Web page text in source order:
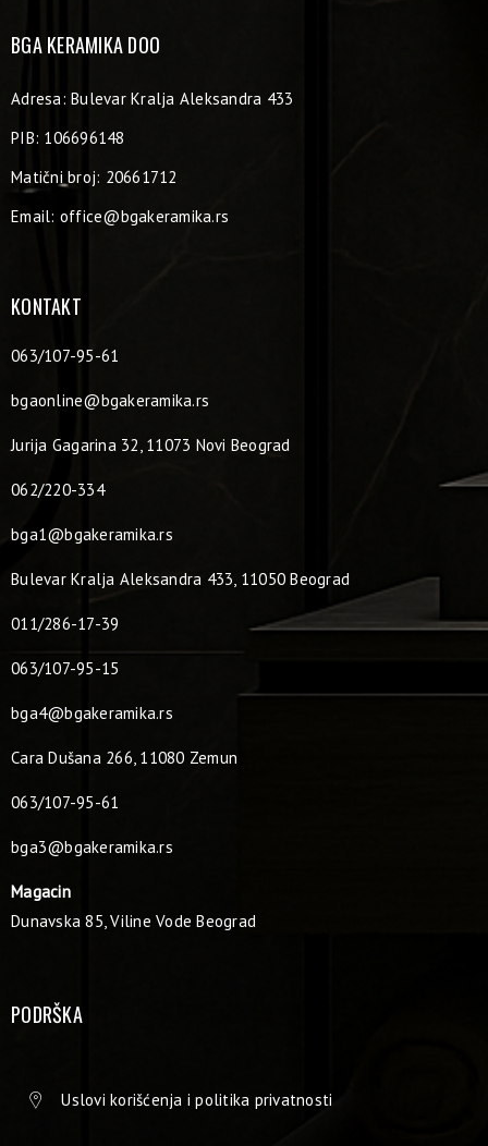
BGA KERAMIKA DOO
Adresa: Bulevar Kralja Aleksandra 433
PIB: 106696148
Matični broj: 20661712
Email: office@bgakeramika.rs
KONTAKT
063/107-95-61
bgaonline@bgakeramika.rs
Jurija Gagarina 32, 11073 Novi Beograd
062/220-334
bga1@bgakeramika.rs
Bulevar Kralja Aleksandra 433, 11050 Beograd
011/286-17-39
063/107-95-15
bga4@bgakeramika.rs
Cara Dušana 266, 11080 Zemun
063/107-95-61
bga3@bgakeramika.rs
Magacin
Dunavska 85, Viline Vode Beograd
PODRŠKA
Uslovi korišćenja i politika privatnosti